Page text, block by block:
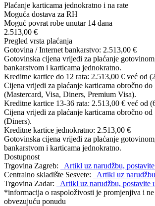
Plaćanje karticama jednokratno i na rate
Moguća dostava za RH
Moguć povrat robe unutar 14 dana
2.513,00 €
Pregled vrsta plaćanja
Gotovina / Internet bankarstvo: 2.513,00 €
Gotovinska cijena vrijedi za plaćanje
bankarstvom i karticama jednokratno.
Kreditne kartice do 12 rata: 2.513,00 € već od
Cijena vrijedi za plaćanje karticama obročno do
(Mastercard, Visa, Diners, Premium Visa).
Kreditne kartice 13-36 rata: 2.513,00 € već od
Cijena vrijedi za plaćanje karticama obročno od
(Diners).
Kreditne kartice jednokratno: 2.513,00 €
Gotovinska cijena vrijedi za plaćanje
bankarstvom i karticama jednokratno.
Dostupnost
Trgovina Zagreb:
Artikl uz narudžbu,
Centralno skladište Sesvete:
Artikl uz
Trgovina Zadar:
Artikl uz narudžbu, postavite
*informacija o raspoloživosti je promjenjiva i ne
obvezujuću ponudu